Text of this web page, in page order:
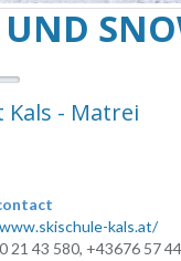
- Matrei
kals.at/
21 43 580, +43676 57